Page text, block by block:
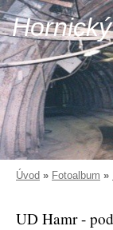
Úvod » Fotoalbum »
UD Hamr -